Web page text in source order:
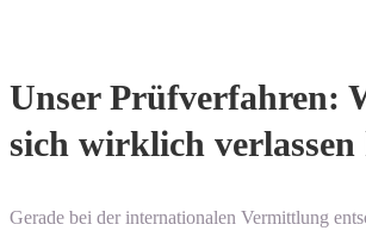
Unser Prüfverfahren:
sich wirklich verlassen
Gerade bei der internationalen Vermittlung